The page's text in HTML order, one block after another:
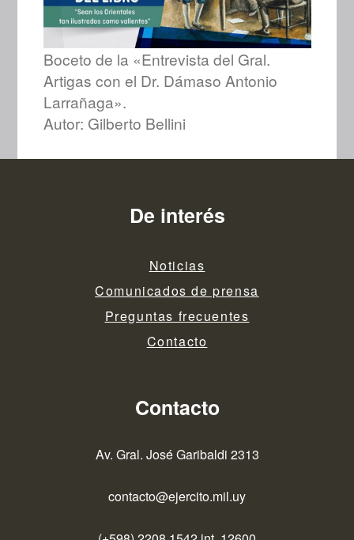
Boceto de la «Entrevista del Gral.
Artigas con el Dr. Dámaso Antonio
Larrañaga».
Autor: Gilberto Bellini
De interés
Noticias
Comunicados de prensa
Preguntas frecuentes
Contacto
Contacto
Av. Gral. José Garibaldi 2313
contacto@ejercito.mil.uy